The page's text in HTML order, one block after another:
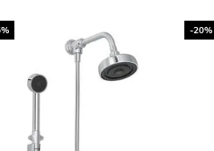
-20%